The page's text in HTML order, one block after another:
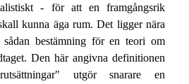
- för att en framgångsrik
kunna äga rum. Det ligger nära
bestämning för en teori om
Den här angivna definitionen
utgör snarare en